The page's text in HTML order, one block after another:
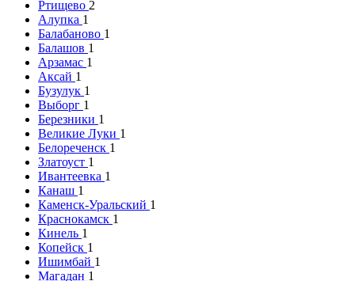
Ртищево 2
Алупка 1
Балабаново 1
Балашов 1
Арзамас 1
Аксай 1
Бузулук 1
Выборг 1
Березники 1
Великие Луки 1
Белореченск 1
Златоуст 1
Ивантеевка 1
Канаш 1
Каменск-Уральский 1
Краснокамск 1
Кинель 1
Копейск 1
Ишимбай 1
Магадан 1